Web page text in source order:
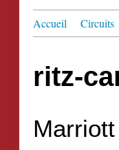
Accueil Circuits
ritz-